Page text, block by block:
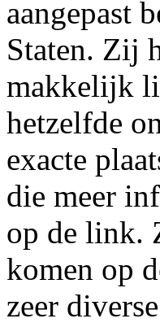
aangepast
Staten. Zij
makkelijk
hetzelfde
exacte
die meer
op de link.
komen op
zeer